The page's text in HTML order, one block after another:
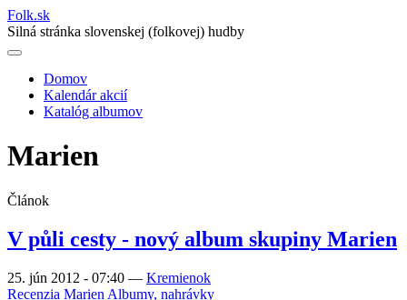
Folk.sk
Silná stránka slovenskej (folkovej) hudby
Main
navigation
Domov
Kalendár akcií
Katalóg albumov
Marien
Článok
V půli cesty - nový album skupiny Marien
25. jún 2012 - 07:40 — Kremienok
Recenzia Marien Albumy, nahrávky